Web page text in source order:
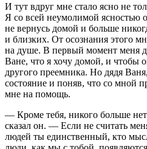
И тут вдруг мне стало ясно не
Я со всей неумолимой ясностью
не вернусь домой и больше
и близких. От осознания этого
на душе. В первый момент меня
Ване, что я хочу домой, и чтобы
другого преемника. Но дядя
состояние и поняв, что со мной
мне на помощь.
— Кроме тебя, никого больше
сказал он. — Если не считать
людей ты единственный, кто